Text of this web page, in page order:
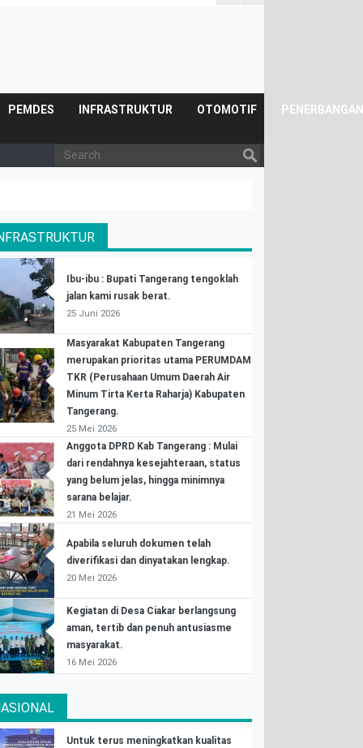
PEMDES INFRASTRUKTUR OTOMOTIF PENERBANGAN
Ibu-ibu : Bupati Tangerang tengoklah
jalan kami rusak berat.
25 Juni 2026
Masyarakat Kabupaten Tangerang
merupakan prioritas utama PERUMDAM
TKR (Perusahaan Umum Daerah Air
Minum Tirta Kerta Raharja) Kabupaten
Tangerang.
25 Mei 2026
Anggota DPRD Kab Tangerang : Mulai
dari rendahnya kesejahteraan, status
yang belum jelas, hingga minimnya
sarana belajar.
21 Mei 2026
Apabila seluruh dokumen telah
diverifikasi dan dinyatakan lengkap.
20 Mei 2026
Kegiatan di Desa Ciakar berlangsung
aman, tertib dan penuh antusiasme
masyarakat.
16 Mei 2026
Untuk terus meningkatkan kualitas